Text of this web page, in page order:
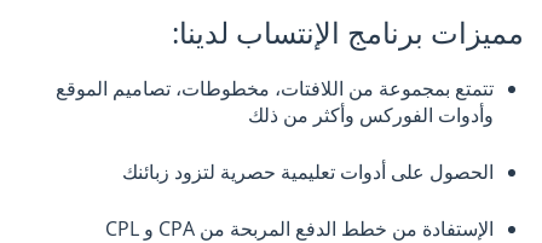
مميزات برنامج الإنتساب لدينا:
تتمتع بمجموعة من اللافتات، مخطوطات، تصاميم الموقع
وأدوات الفوركس وأكثر من ذلك
الحصول على أدوات تعليمية حصرية لتزود زبائنك
اﻹستفادة من خطط الدفع المربحة من CPA و CPL